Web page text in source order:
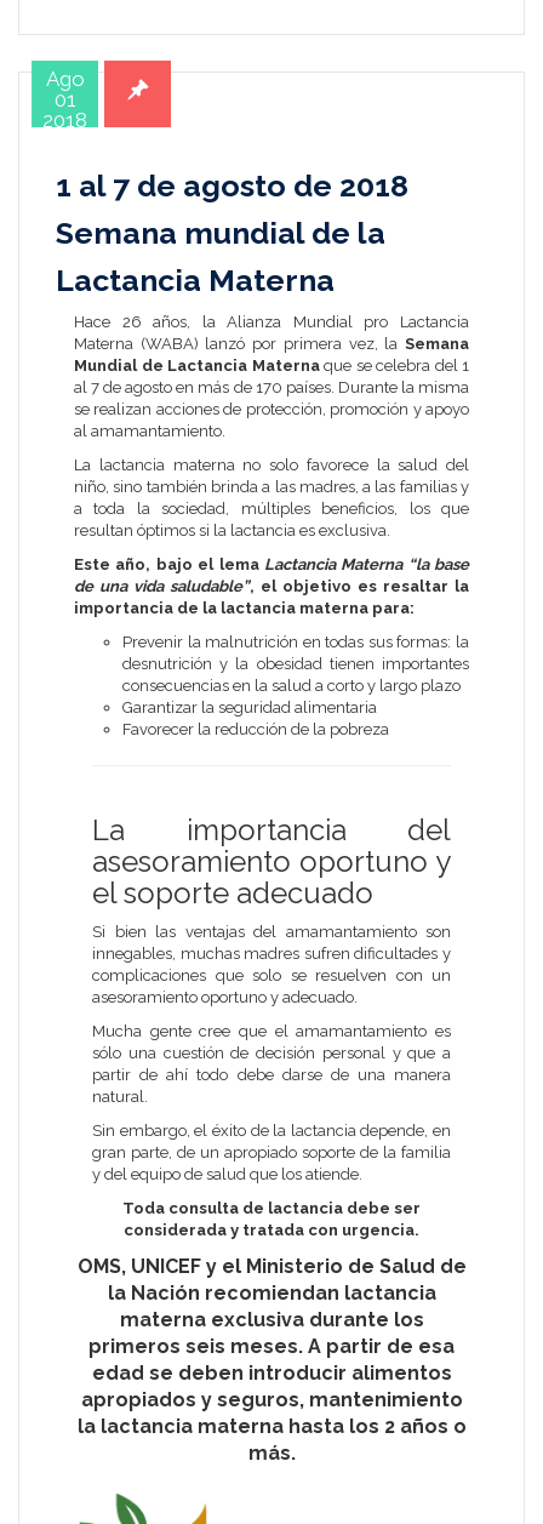
Ago
01
2018
1 al 7 de agosto de 2018
Semana mundial de la
Lactancia Materna
Hace 26 años, la Alianza Mundial pro Lactancia
Materna (WABA) lanzó por primera vez, la Semana
Mundial de Lactancia Maternaque se celebra del 1
al 7 de agosto en más de 170 países. Durante la misma
se realizan acciones de protección, promoción y apoyo
al amamantamiento.
La lactancia materna no solo favorece la salud del
niño, sino también brinda a las madres, a las familias y
a toda la sociedad, múltiples beneficios, los que
resultan óptimos si la lactancia es exclusiva.
Este año, bajo el lema Lactancia Materna “la base
de una vida saludable”, el objetivo es resaltar la
importancia de la lactancia materna para:
Prevenir la malnutrición en todas sus formas: la
desnutrición y la obesidad tienen importantes
consecuencias en la salud a corto y largo plazo
Garantizar la seguridad alimentaria
Favorecer la reducción de la pobreza
La importancia del
asesoramiento oportuno y
el soporte adecuado
Si bien las ventajas del amamantamiento son
innegables, muchas madres sufren dificultades y
complicaciones que solo se resuelven con un
asesoramiento oportuno y adecuado.
Mucha gente cree que el amamantamiento es
sólo una cuestión de decisión personal y que a
partir de ahí todo debe darse de una manera
natural.
Sin embargo, el éxito de la lactancia depende, en
gran parte, de un apropiado soporte de la familia
y del equipo de salud que los atiende.
Toda consulta de lactancia debe ser
considerada y tratada con urgencia.
OMS, UNICEFy el Ministerio de Salud de
la Nación recomiendan lactancia
materna exclusiva durante los
primeros seis meses. A partir de esa
edad se deben introducir alimentos
apropiados y seguros, mantenimiento
la lactancia materna hasta los 2 años o
más.